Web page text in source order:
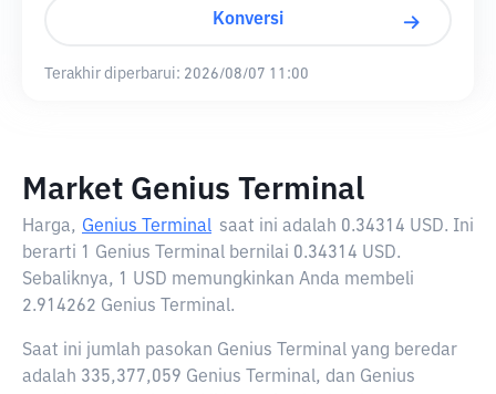
Konversi
Terakhir diperbarui: 2026/08/07 11:00
Market Genius Terminal
Harga, Genius Terminal saat ini adalah 0.34314 USD. Ini
berarti 1 Genius Terminal bernilai 0.34314 USD.
Sebaliknya, 1 USD memungkinkan Anda membeli
2.914262 Genius Terminal.
Saat ini jumlah pasokan Genius Terminal yang beredar
adalah 335,377,059 Genius Terminal, dan Genius